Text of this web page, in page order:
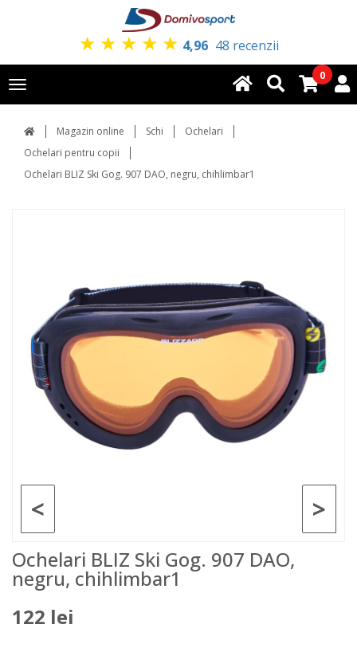
★ ★ ★ ★ ★ 4,96 48 recenzii
Toggle
navigation
0
Magazin online Schi
Ochelari
Ochelari pentru copii
Ochelari BLIZ Ski Gog. 907 DAO, negru, chihlimbar1
>
<
Ochelari BLIZ Ski Gog. 907 DAO,
negru, chihlimbar1
122 lei